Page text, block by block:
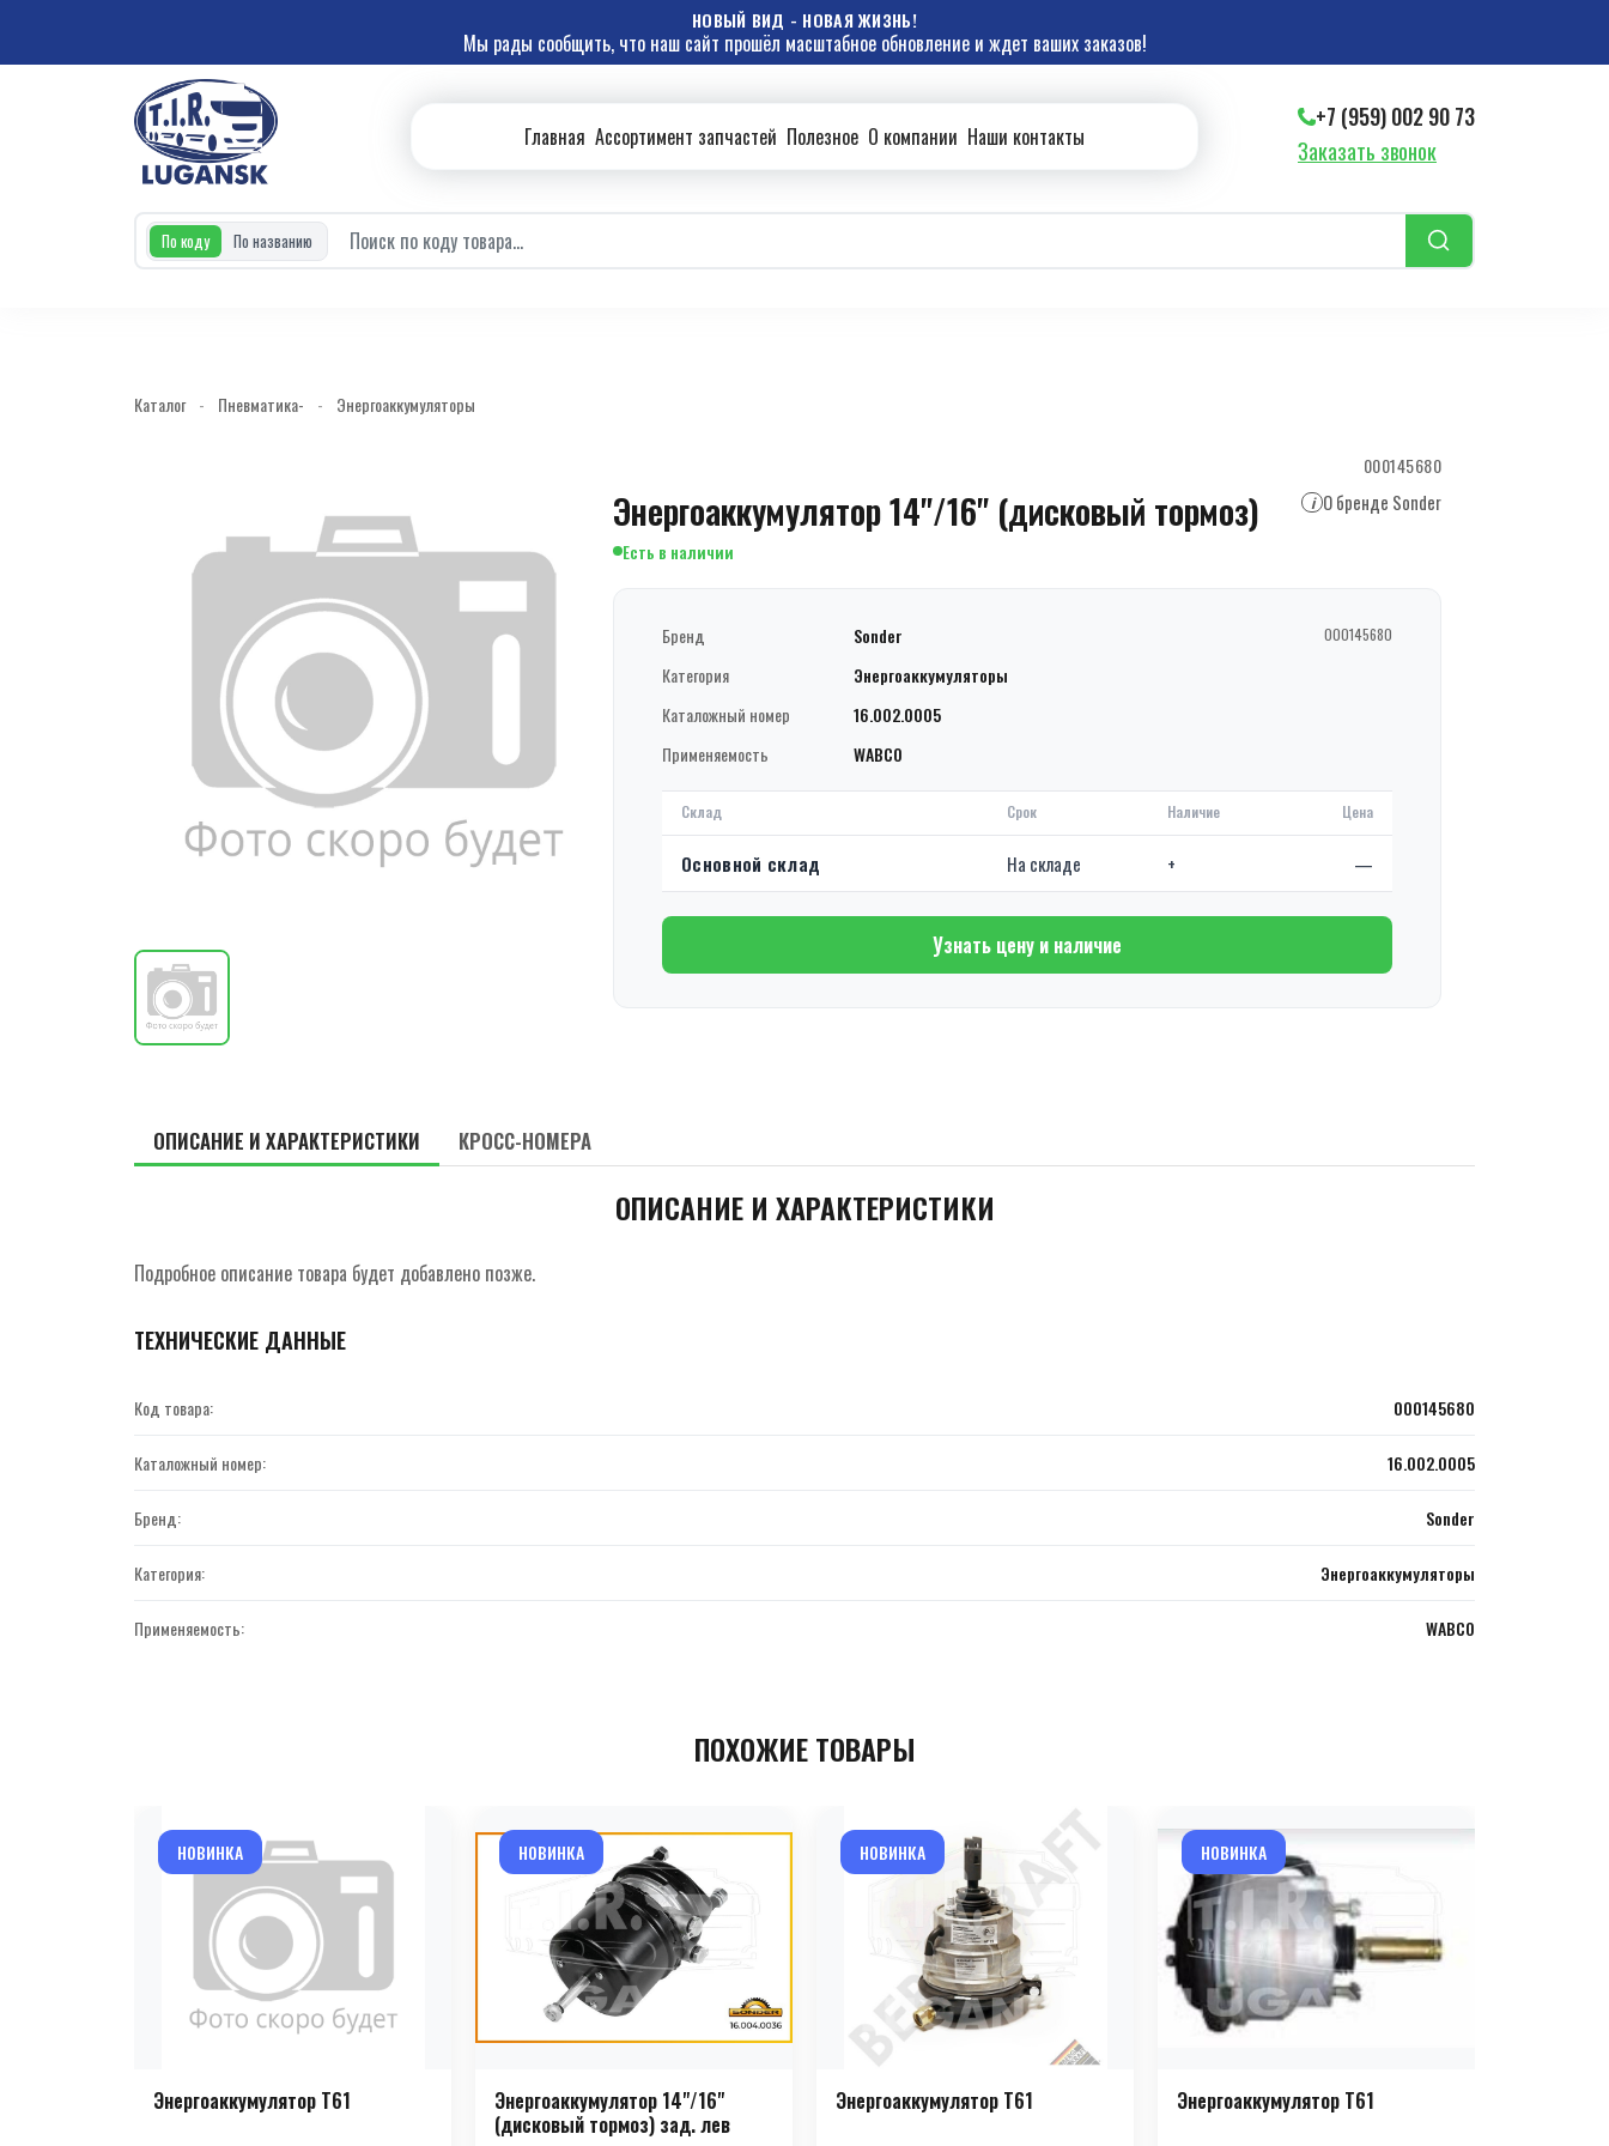
НОВЫЙ ВИД - НОВАЯ ЖИЗНЬ!
Мы рады сообщить, что наш сайт прошёл масштабное обновление и ждет ваших заказов!
Главная Ассортимент запчастей Полезное О компании Наши контакты
+7 (959) 002 90 73
Заказать звонок
По коду По названию
Каталог - Пневматика- - Энергоаккумуляторы
000145680
Энергоаккумулятор 14"/16" (дисковый тормоз) i О бренде Sonder
Есть в наличии
Бренд Sonder 000145680
Категория
Энергоаккумуляторы
Каталожный номер
16.002.0005
Применяемость
WABCO
Склад Срок Наличие Цена
Основной склад На складе + —
Узнать цену и наличие
ОПИСАНИЕ И ХАРАКТЕРИСТИКИ КРОСС-НОМЕРА
ОПИСАНИЕ И ХАРАКТЕРИСТИКИ
Подробное описание товара будет добавлено позже.
ТЕХНИЧЕСКИЕ ДАННЫЕ
Код товара: 000145680
Каталожный номер: 16.002.0005
Бренд: Sonder
Категория: Энергоаккумуляторы
Применяемость: WABCO
ПОХОЖИЕ ТОВАРЫ
НОВИНКА
Энергоаккумулятор T61
НОВИНКА
Энергоаккумулятор 14"/16"
(дисковый тормоз) зад. лев
НОВИНКА
Энергоаккумулятор T61
НОВИНКА
Энергоаккумулятор T61